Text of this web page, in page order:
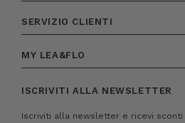
SERVIZIO CLIENTI
MY LEA&FLO
ISCRIVITI ALLA NEWSLETTER
Iscriviti alla newsletter e ricevi